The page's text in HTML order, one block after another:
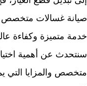
صيانة غسالات
خدمة متميزة وكفاءة
سنتحدث عن أهمية
متخصص والمزايا التي